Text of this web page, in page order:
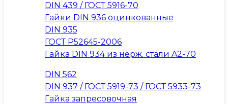
DIN 439 / ГОСТ 5916-70
Гайки DIN 936 оцинкованные
DIN 935
ГОСТ Р52645-2006
Гайка DIN 934 из нерж. стали A2-70
DIN 562
DIN 937 / ГОСТ 5919-73 / ГОСТ 5933-73
Гайка запресовочная